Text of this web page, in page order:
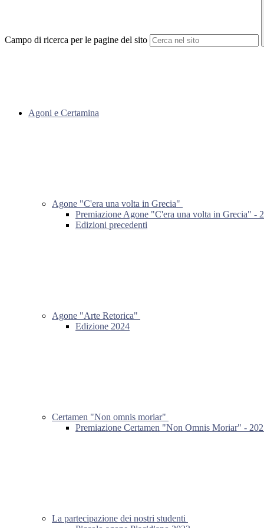
Campo di ricerca per le pagine del sito
Agoni e Certamina
Agone "C'era una volta in Grecia"
Premiazione Agone "C'era una volta in Grecia" -
Edizioni precedenti
Agone "Arte Retorica"
Edizione 2024
Certamen "Non omnis moriar"
Premiazione Certamen "Non Omnis Moriar" -
La partecipazione dei nostri studenti